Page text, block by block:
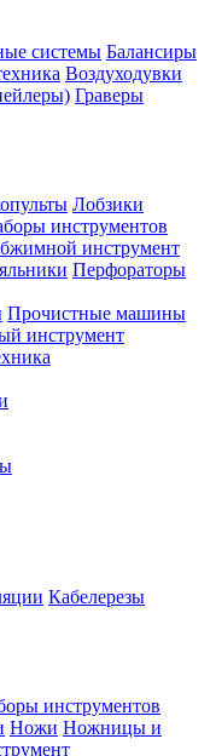
системы Балансиры
Воздуходувки
Граверы
Лобзики
инструментов
инструмент
Перфораторы
Прочистные машины
инструмент
Кабелерезы
инструментов
Ножи Ножницы и